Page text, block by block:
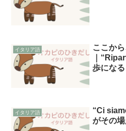
イタリア語
ここか
｜
歩になる
イタリア語
“Ci
がその